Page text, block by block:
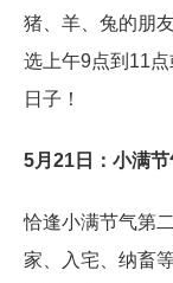
猪、羊、兔的朋
选上午9点到11
日子！
5月21日：小满
恰逢小满节气第
家、入宅、纳畜